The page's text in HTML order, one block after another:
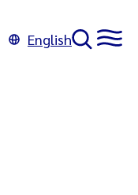
English